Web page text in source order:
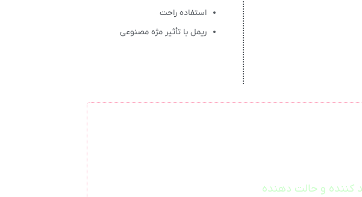
استفاده راحت
ریمل با تأثیر مژه مصنوعی